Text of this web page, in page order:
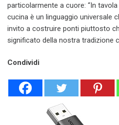
particolarmente a cuore: “In
cucina è un linguaggio universale
invito a costruire ponti piuttosto
significato della nostra tradizione
Condividi